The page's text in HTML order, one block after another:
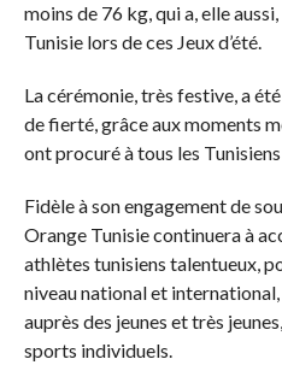
moins de 76 kg, qui a, elle
Tunisie lors de ces Jeux d’été.
La cérémonie, très festive, a
de fierté, grâce aux moments
ont procuré à tous les
Fidèle à son engagement de
Orange Tunisie continuera à
athlètes tunisiens talentueux,
niveau national et
auprès des jeunes et très
sports individuels.